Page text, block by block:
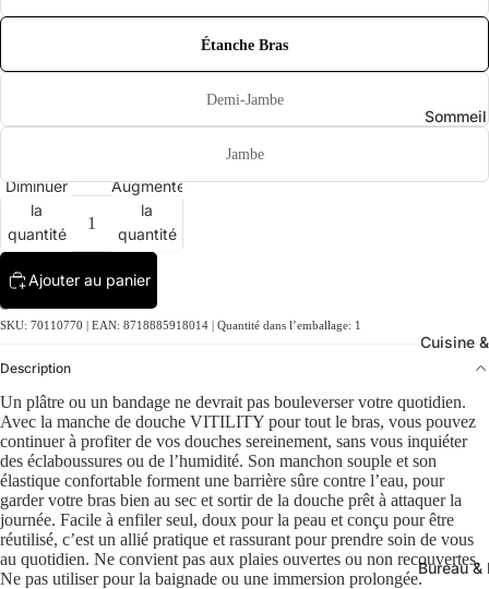
Cuisine
Bureau &
Étanche Bras
Demi-Jambe
Jambe
Diminuer
la
quantité
Augmenter
la
quantité
Ajouter au panier
SKU: 70110770 | EAN: 8718885918014 | Quantité dans l’emballage: 1
Description
Un plâtre ou un bandage ne devrait pas bouleverser votre quotidien.
Avec la manche de douche VITILITY pour tout le bras, vous pouvez
continuer à profiter de vos douches sereinement, sans vous inquiéter
des éclaboussures ou de l’humidité. Son manchon souple et son
élastique confortable forment une barrière sûre contre l’eau, pour
garder votre bras bien au sec et sortir de la douche prêt à attaquer la
journée. Facile à enfiler seul, doux pour la peau et conçu pour être
réutilisé, c’est un allié pratique et rassurant pour prendre soin de vous
au quotidien. Ne convient pas aux plaies ouvertes ou non recouvertes.
Ne pas utiliser pour la baignade ou une immersion prolongée.